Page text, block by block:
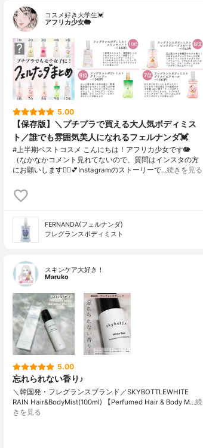
コスメ好き大学生💓
アフリカ少女🐘
5.00
【保存版】＼プチプラで買える大人気ボディミス
ト／誰でも雰囲気美人になれるフェルナンダ💓
#上半期ベストコスメ こんにちは！アフリカ少女です🐘
（なかなかコメント見れてないので、質問はインスタの方
にお願いします🙇‍♀️💕Instagramのストーリーで…続きを見る
FERNANDA(フェルナンダ)
フレグランスボディミスト
スキンケア大好き！
Maruko
5.00
忘れられない香り♪
＼韓国発・フレグランスブランド／SKYBOTTLEWHITE
RAIN Hair&BodyMist(100ml) 【Perfumed Hair & Body M…続
きを見る